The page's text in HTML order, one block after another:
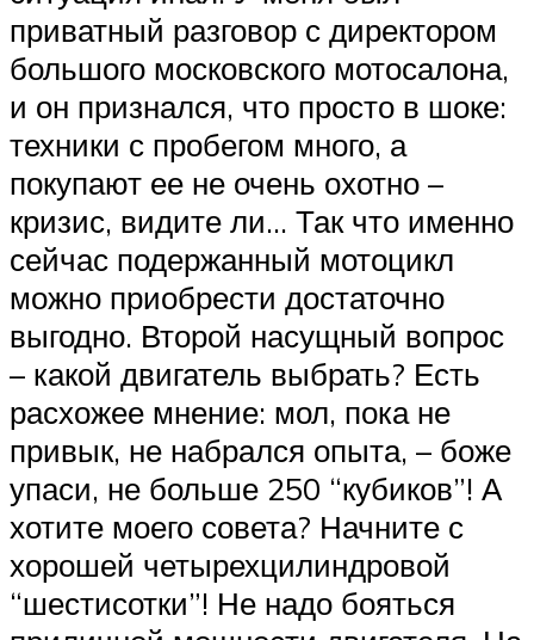
приватный разговор с директором
большого московского мотосалона,
и он признался, что просто в шоке:
техники с пробегом много, а
покупают ее не очень охотно –
кризис, видите ли… Так что именно
сейчас подержанный мотоцикл
можно приобрести достаточно
выгодно. Второй насущный вопрос
– какой двигатель выбрать? Есть
расхожее мнение: мол, пока не
привык, не набрался опыта, – боже
упаси, не больше 250 “кубиков”! А
хотите моего совета? Начните с
хорошей четырехцилиндровой
“шестисотки”! Не надо бояться